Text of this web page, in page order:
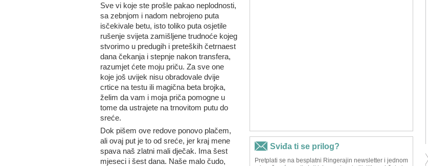
Sve vi koje ste prošle pakao neplodnosti,
sa zebnjom i nadom nebrojeno puta
isčekivale betu, isto toliko puta osjetile
rušenje svijeta zamišljene trudnoće kojeg
stvorimo u predugih i preteških četrnaest
dana čekanja i stepnje nakon transfera,
razumjet ćete moju priču. Za sve one
koje još uvijek nisu obradovale dvije
crtice na testu ili magična beta brojka,
želim da vam i moja priča pomogne u
tome da ustrajete na trnovitom putu do
sreće.
Dok pišem ove redove ponovo plačem,
ali ovaj put je to od sreće, jer kraj mene
spava naš zlatni mali dječak. Ima šest
mjeseci i šest dana. Naše malo čudo,